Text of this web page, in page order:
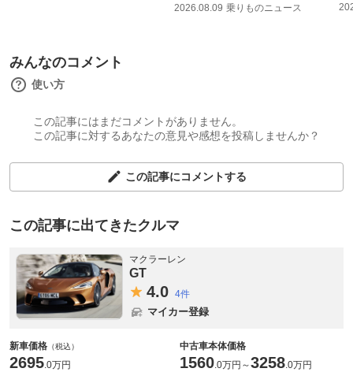
2026.08.09 乗りものニュース
みんなのコメント
使い方
この記事にはまだコメントがありません。
この記事に対するあなたの意見や感想を投稿しませんか？
この記事にコメントする
この記事に出てきたクルマ
マクラーレン
GT
4.0 4件
マイカー登録
新車価格 （税込）
2695.0万円
中古車本体価格
1560.0万円 ～3258.0万円